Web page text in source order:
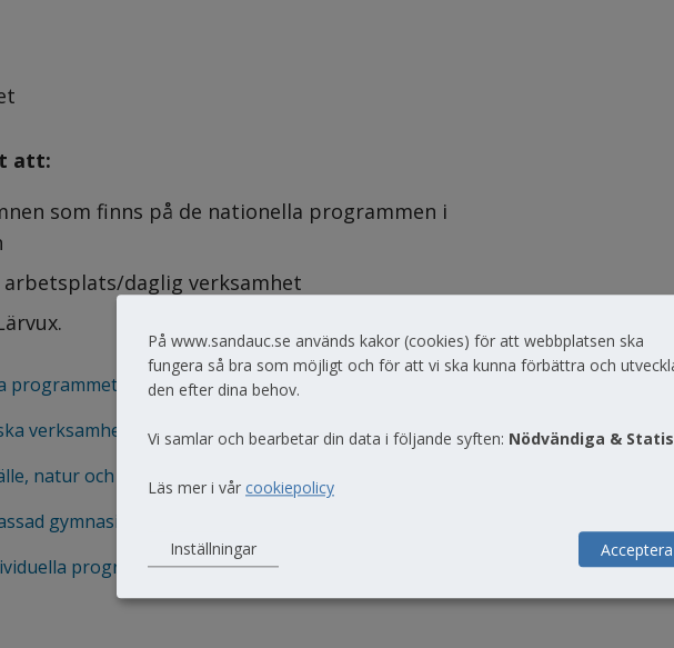
att:
som finns på de nationella programmen i
daglig verksamhet
programmet
verksamheter läsår 26/27
fönster.
natur och språk läsår 26/27
gymnasieskola
programmet
På www.sandauc.se används kakor (cookies) för att webbplatsen ska
fungera så bra som möjligt och för att vi ska kunna förbättra och
den efter dina behov.
Vi samlar och bearbetar din data i följande syften: Nödvändiga &
Läs mer i vår cookiepolicy
Inställningar Acceptera